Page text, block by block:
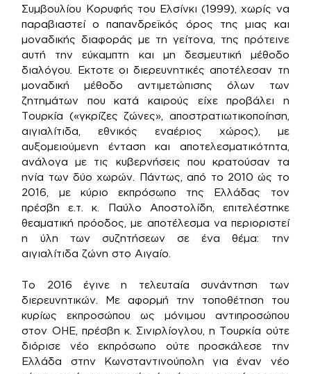
Συμβουλίου Κορυφής του Ελσίνκι (1999), χωρίς να
παραβιαστεί ο παπανδρεϊκός όρος της μιας και
μοναδικής διαφοράς με τη γείτονα, της πρότεινε
αυτή την εύκαμπτη και μη δεσμευτική μέθοδο
διαλόγου. Εκτοτε οι διερευνητικές αποτέλεσαν τη
μοναδική μέθοδο αντιμετώπισης όλων των
ζητημάτων που κατά καιρούς είχε προβάλει η
Τουρκία («γκρίζες ζώνες», αποστρατιωτικοποίηση,
αιγιαλίτιδα, εθνικός εναέριος χώρος), με
αυξομειούμενη ένταση και αποτελεσματικότητα,
ανάλογα με τις κυβερνήσεις που κρατούσαν τα
ηνία των δύο χωρών. Πάντως, από το 2010 ώς το
2016, με κύριο εκπρόσωπο της Ελλάδας τον
πρέσβη ε.τ. κ. Παύλο Αποστολίδη, επιτελέστηκε
θεαματική πρόοδος, με αποτέλεσμα να περιοριστεί
η ύλη των συζητήσεων σε ένα θέμα: την
αιγιαλίτιδα ζώνη στο Αιγαίο.
Το 2016 έγινε η τελευταία συνάντηση των
διερευνητικών. Με αφορμή την τοποθέτηση του
κυρίως εκπροσώπου ως μόνιμου αντιπροσώπου
στον ΟΗΕ, πρέσβη κ. Σινιρλίογλου, η Τουρκία ούτε
διόρισε νέο εκπρόσωπο ούτε προσκάλεσε την
Ελλάδα στην Κωνσταντινούπολη για έναν νέο